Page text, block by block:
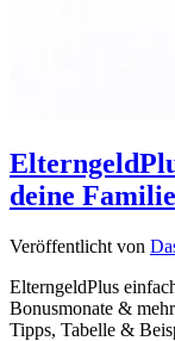
deine
Veröffentlicht von
ElterngeldPlus
Bonusmonate &
Tipps, Tabelle &